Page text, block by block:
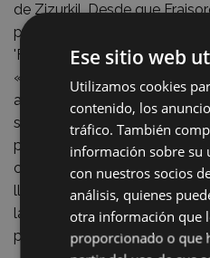
de Zizurkil. Desde que
principios del siglo XX, Eva
'Fraisoroko amak, Fraisoroko
«alrededor de 12.000 niños
además de nacer allí,
sin salir del edificio, junto a
principal, según la escritora
cuanto antes una familia a
llevados a caseríos de
la familia de acogida o, en
para ser internados en
Ese sitio web
Utilizamos cookies
contenido, los
tráfico. También
información sobre su
con nuestros socios
análisis, quienes
otra información que
proporcionado o que